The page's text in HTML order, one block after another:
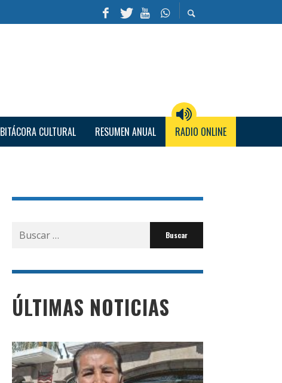
BITÁCORA CULTURAL RESUMEN ANUAL RADIO ONLINE
Buscar
por:
ÚLTIMAS NOTICIAS